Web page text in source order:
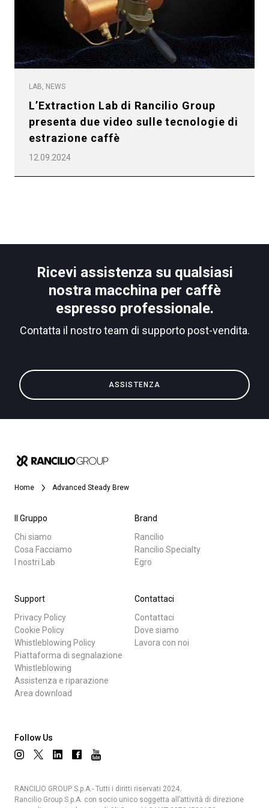
LAB, NEWS
L’Extraction Lab di Rancilio Group
presenta due video sulle tecnologie di
estrazione caffè
12.09.2024
Ricevi assistenza su qualsiasi
nostra macchina per caffè
espresso professionale.
Contatta il nostro team di supporto post-vendita.
ASSISTENZA
Home Advanced Steady Brew
Il Gruppo
Chi siamo
Cosa Facciamo
I nostri Lab
Brand
Rancilio
Rancilio Specialty
Egro
Support
Privacy Policy
Cookie Policy
Whistleblowing Policy
Piattaforma di segnalazione
Whistleblowing
Assistenza e riparazione
Area download
Contattaci
Contattaci
Dove siamo
Lavora con noi
Follow Us
RANCILIO GROUP S.p.A.- Tutti i diritti riservati 2024.
Rancilio Group S.p.A. con socio unico soggetta all’attività di direzione
Prodotti
News
Download
Privacy Policy